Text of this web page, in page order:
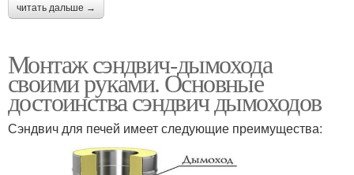
читать дальше →
Монтаж сэндвич-дымохода
своими руками. Основные
достоинства сэндвич дымоходов
Сэндвич для печей имеет следующие преимущества: